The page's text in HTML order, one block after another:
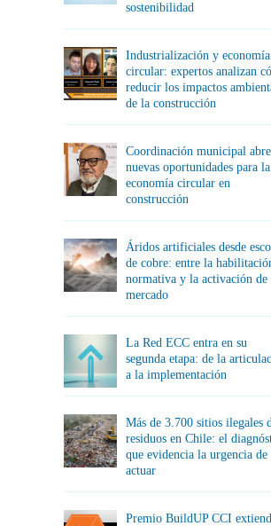
sostenibilidad
Industrialización y economía
circular: expertos analizan
reducir los impactos
de la construcción
Coordinación municipal abre
nuevas oportunidades para la
economía circular en
construcción
Áridos artificiales desde
de cobre: entre la
normativa y la activación de
mercado
La Red ECC entra en su
segunda etapa: de la
a la implementación
Más de 3.700 sitios ilegales
residuos en Chile: el
que evidencia la urgencia de
actuar
Premio BuildUP CCI